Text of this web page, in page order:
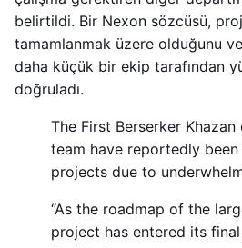
belirtildi. Bir Nexon sözcüsü,
tamamlanmak üzere olduğunu
daha küçük bir ekip tarafından
doğruladı.
The First Berserker
team have reportedly
projects due to
“As the roadmap of the
project has entered its